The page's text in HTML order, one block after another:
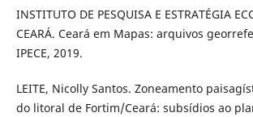
INSTITUTO DE PESQUISA E ESTRATÉGIA
CEARÁ. Ceará em Mapas: arquivos
IPECE, 2019.
LEITE, Nicolly Santos. Zoneamento
do litoral de Fortim/Ceará: subsídios ao